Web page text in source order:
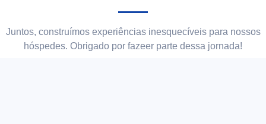
Juntos, construímos experiências inesquecíveis para nossos
hóspedes. Obrigado por fazeer parte dessa jornada!